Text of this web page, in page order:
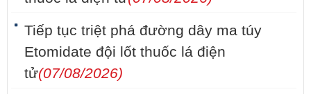
Tiếp tục triệt phá đường dây ma túy
Etomidate đội lốt thuốc lá điện
tử(07/08/2026)